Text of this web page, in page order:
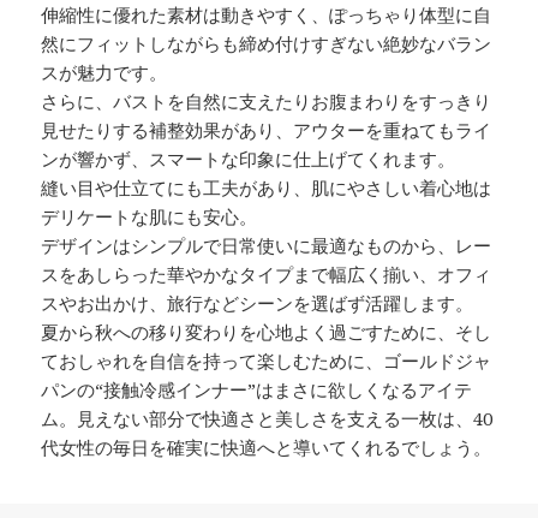
伸縮性に優れた素材は動きやすく、ぽっちゃり体型に自
然にフィットしながらも締め付けすぎない絶妙なバラン
スが魅力です。
さらに、バストを自然に支えたりお腹まわりをすっきり
見せたりする補整効果があり、アウターを重ねてもライ
ンが響かず、スマートな印象に仕上げてくれます。
縫い目や仕立てにも工夫があり、肌にやさしい着心地は
デリケートな肌にも安心。
デザインはシンプルで日常使いに最適なものから、レー
スをあしらった華やかなタイプまで幅広く揃い、オフィ
スやお出かけ、旅行などシーンを選ばず活躍します。
夏から秋への移り変わりを心地よく過ごすために、そし
ておしゃれを自信を持って楽しむために、ゴールドジャ
パンの“接触冷感インナー”はまさに欲しくなるアイテ
ム。見えない部分で快適さと美しさを支える一枚は、40
代女性の毎日を確実に快適へと導いてくれるでしょう。